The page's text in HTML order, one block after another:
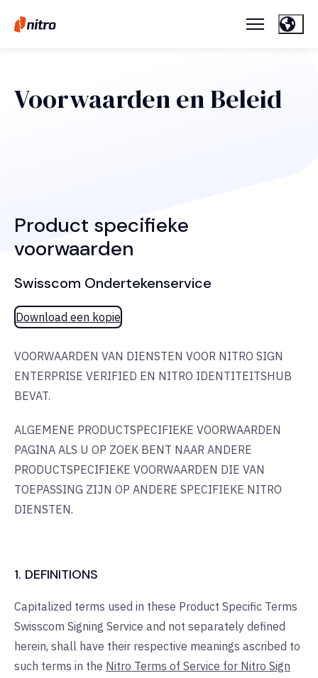
Voorwaarden en Beleid
Product specifieke
voorwaarden
Swisscom Ondertekenservice
Download een kopie
VOORWAARDEN VAN DIENSTEN VOOR NITRO SIGN
ENTERPRISE VERIFIED EN NITRO IDENTITEITSHUB
BEVAT.
ALGEMENE PRODUCTSPECIFIEKE VOORWAARDEN
PAGINA ALS U OP ZOEK BENT NAAR ANDERE
PRODUCTSPECIFIEKE VOORWAARDEN DIE VAN
TOEPASSING ZIJN OP ANDERE SPECIFIEKE NITRO
DIENSTEN.
1. DEFINITIONS
Capitalized terms used in these Product Specific Terms
Swisscom Signing Service and not separately defined
herein, shall have their respective meanings ascribed to
such terms in the Nitro Terms of Service for Nitro Sign